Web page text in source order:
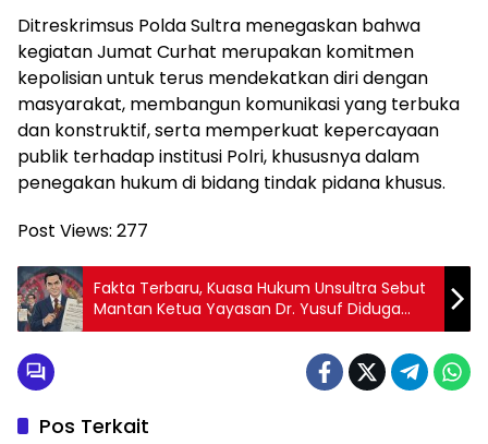
Ditreskrimsus Polda Sultra menegaskan bahwa
kegiatan Jumat Curhat merupakan komitmen
kepolisian untuk terus mendekatkan diri dengan
masyarakat, membangun komunikasi yang terbuka
dan konstruktif, serta memperkuat kepercayaan
publik terhadap institusi Polri, khususnya dalam
penegakan hukum di bidang tindak pidana khusus.
Post Views: 277
Fakta Terbaru, Kuasa Hukum Unsultra Sebut
Mantan Ketua Yayasan Dr. Yusuf Diduga
Manipulasi Rapat Yayasan Demi Merubah
Pos Terkait